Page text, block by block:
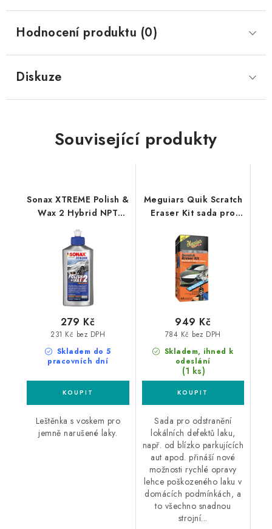
Hodnocení produktu (0)
Diskuze
Související produkty
Sonax XTREME Polish &
Wax 2 Hybrid NPT
250ml leštěnka s
voskem
Skladem do 5
pracovních dní
231 Kč bez DPH
279 Kč
Leštěnka s voskem pro
jemně narušené laky.
Meguiars Quik Scratch
Eraser Kit sada pro
defektů laku
Skladem, ihned k
odeslání
(1 ks)
784 Kč bez DPH
949 Kč
Sada pro odstranění
lokálních defektů laku,
např. od blízko parkujících
aut apod. přináší nové
možnosti rychlé opravy
lehce poškozeného laku v
domácích podmínkách, a
to všechno snadnou
strojní...